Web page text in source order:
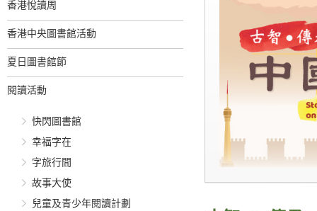
香港悅讀周
香港中央圖書館活動
夏日圖書館節
閱讀活動
快閃圖書館
幸福字在
字旅行間
故事大使
兒童及青少年閱讀計劃